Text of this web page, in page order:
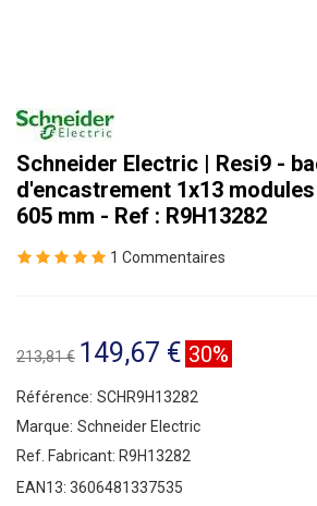
Schneider Electric | Resi9 -
d'encastrement 1x13
605 mm - Ref : R9H13282
1 Commentaires
213,81 € 149,67 € 30%
Référence: SCHR9H13282
Marque: Schneider Electric
Ref. Fabricant: R9H13282
EAN13: 3606481337535